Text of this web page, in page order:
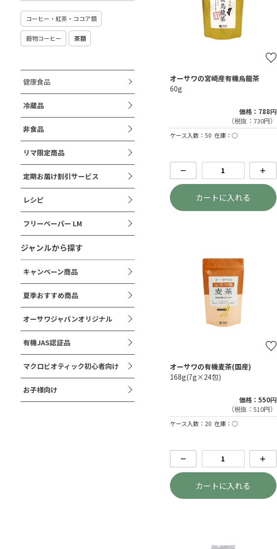
コーヒー・紅茶・ココア類
穀物コーヒー 茶類
健康食品
冷蔵品
非食品
リマ限定商品
定期お届け割引サービス
レシピ
フリーペーパー LM
ジャンルから探す
キャンペーン商品
夏季おすすめ商品
オーサワジャパンオリジナル
有機JAS認証品
マクロビオティック初心者向け
お子様向け
オーサワの宮崎産有機烏龍茶
60g
価格：788円
（税抜：730円）
ケース入数：50 在庫：○
－ ＋
カートに入れる
オーサワの有機麦茶(国産)
168g(7g×24包)
価格：550円
（税抜：510円）
ケース入数：20 在庫：○
－ ＋
カートに入れる